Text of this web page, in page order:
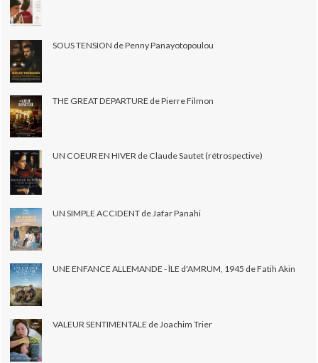
SOUS TENSION de Penny Panayotopoulou
THE GREAT DEPARTURE de Pierre Filmon
UN COEUR EN HIVER de Claude Sautet (rétrospective)
UN SIMPLE ACCIDENT de Jafar Panahi
UNE ENFANCE ALLEMANDE - ÎLE d'AMRUM, 1945 de Fatih Akin
VALEUR SENTIMENTALE de Joachim Trier